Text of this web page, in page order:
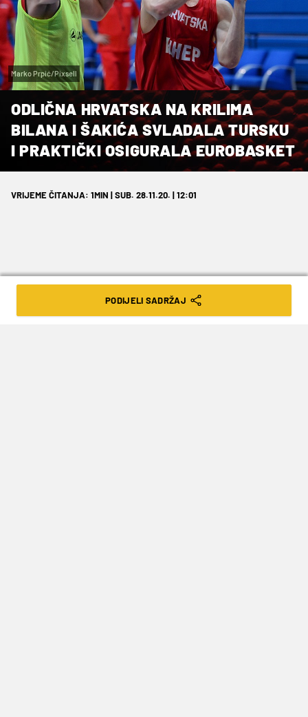
Marko Prpić/Pixsell
ODLIČNA HRVATSKA NA KRILIMA
BILANA I ŠAKIĆA SVLADALA TURSKU
I PRAKTIČKI OSIGURALA EUROBASKET
VRIJEME ČITANJA: 1MIN | SUB. 28.11.20. | 12:01
Jako dobra izvedba izabranika Veljka
PODIJELI SADRŽAJ